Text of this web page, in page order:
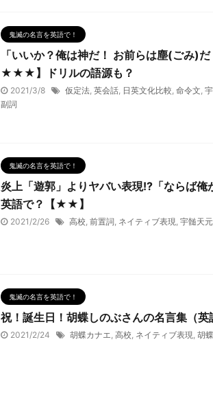
鬼滅の名言を英語で！
「いいか？俺は神だ！ お前らは塵(ごみ)
★★★】ドリルの語源も？
2021/3/8 仮定法, 英会話, 日英文化比較, 命令文,
副詞
鬼滅の名言を英語で！
炎上「遊郭」よりヤバい表現!?「ならば
英語で？【★★】
2021/2/26 高校, 前置詞, ネイティブ表現, 宇髄天元
鬼滅の名言を英語で！
祝！誕生日！胡蝶しのぶさんの名言集（英
2021/2/24 胡蝶カナエ, 高校, ネイティブ表現, 胡